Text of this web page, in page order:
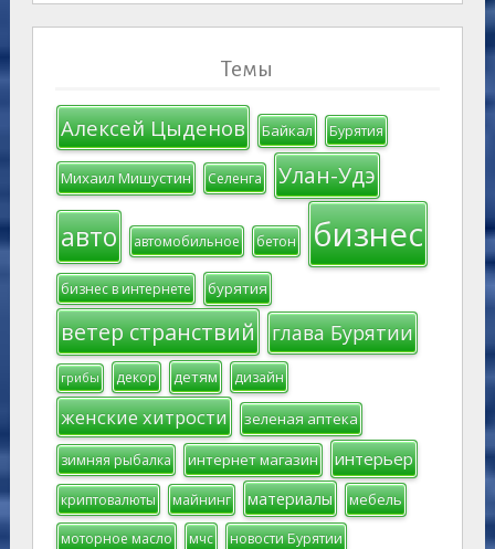
Темы
Алексей Цыденов Байкал Бурятия
Михаил Мишустин Селенга Улан-Удэ
авто автомобильное бетон бизнес
бизнес в интернете бурятия
ветер странствий глава Бурятии
грибы декор детям дизайн
женские хитрости зеленая аптека
зимняя рыбалка интернет магазин интерьер
криптовалюты майнинг материалы мебель
моторное масло мчс новости Бурятии